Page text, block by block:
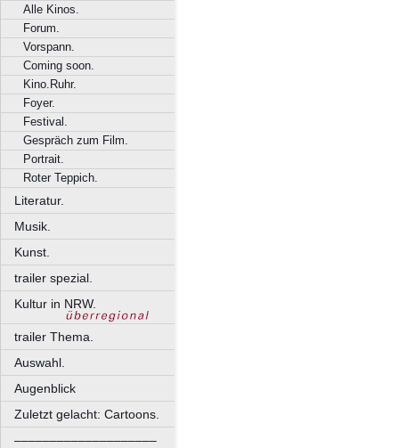
Alle Kinos.
Forum.
Vorspann.
Coming soon.
Kino.Ruhr.
Foyer.
Festival.
Gespräch zum Film.
Portrait.
Roter Teppich.
Literatur.
Musik.
Kunst.
trailer spezial.
Kultur in NRW.
trailer Thema.
Auswahl.
Augenblick
Zuletzt gelacht: Cartoons.
––––––––––––––––––––